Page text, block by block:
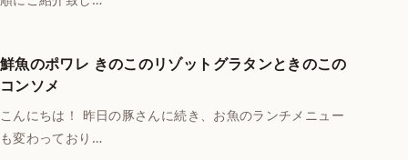
鮮魚のポワレ きのこのリゾットグラタンときのこの
コンソメ
こんにちは！ 昨日の豚さんに続き、お魚のランチメニュー
も変わっており…